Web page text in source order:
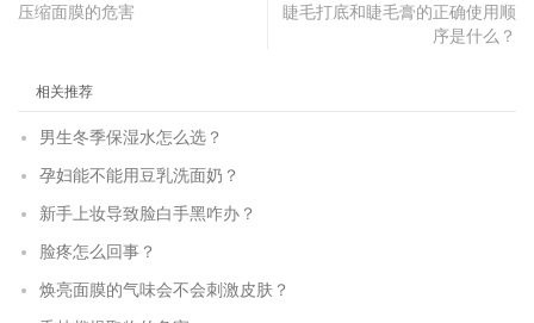
压缩面膜的危害
睫毛打底和睫毛膏的正确使用顺
序是什么？
相关推荐
男生冬季保湿水怎么选？
孕妇能不能用豆乳洗面奶？
新手上妆导致脸白手黑咋办？
脸疼怎么回事？
焕亮面膜的气味会不会刺激皮肤？